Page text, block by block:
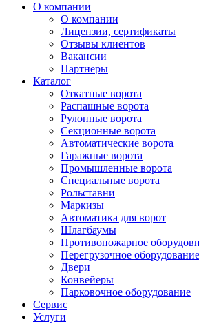
О компании
О компании
Лицензии, сертификаты
Отзывы клиентов
Вакансии
Партнеры
Каталог
Откатные ворота
Распашные ворота
Рулонные ворота
Секционные ворота
Автоматические ворота
Гаражные ворота
Промышленные ворота
Специальные ворота
Рольставни
Маркизы
Автоматика для ворот
Шлагбаумы
Противопожарное
Перегрузочное оборудование
Двери
Конвейеры
Парковочное оборудование
Сервис
Услуги